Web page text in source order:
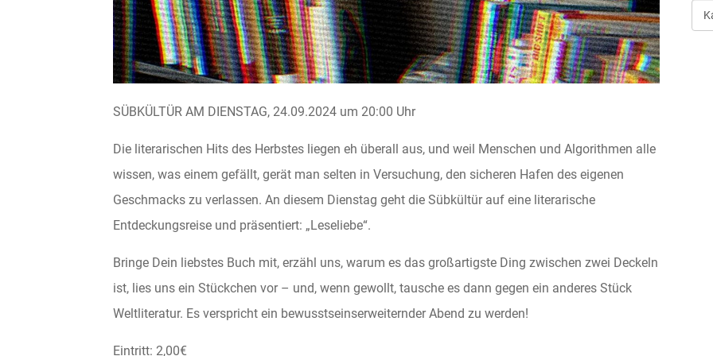
SÜBKÜLTÜR AM DIENSTAG, 24.09.2024 um 20:00 Uhr
Die literarischen Hits des Herbstes liegen eh überall aus, und weil Menschen und Algorithmen alle
wissen, was einem gefällt, gerät man selten in Versuchung, den sicheren Hafen des eigenen
Geschmacks zu verlassen. An diesem Dienstag geht die Sübkültür auf eine literarische
Entdeckungsreise und präsentiert: „Leseliebe“.
Bringe Dein liebstes Buch mit, erzähl uns, warum es das großartigste Ding zwischen zwei Deckeln
ist, lies uns ein Stückchen vor – und, wenn gewollt, tausche es dann gegen ein anderes Stück
Weltliteratur. Es verspricht ein bewusstseinserweiternder Abend zu werden!
Eintritt: 2,00€
Art
der